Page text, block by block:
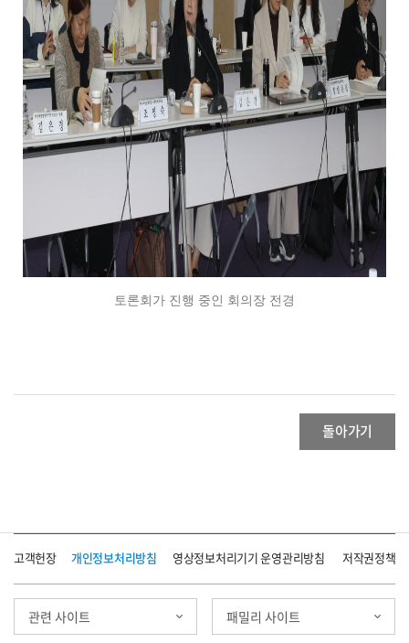
토론회가 진행 중인 회의장 전경
돌아가기
고객헌장 개인정보처리방침 영상정보처리기기 운영관리방침 저작권정책
관련 사이트 패밀리 사이트